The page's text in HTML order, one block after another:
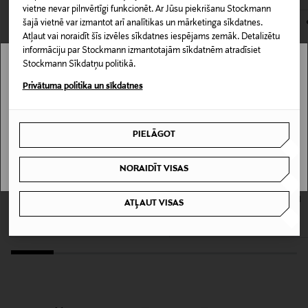
vietne nevar pilnvērtīgi funkcionēt. Ar Jūsu piekrišanu Stockmann
šajā vietnē var izmantot arī analītikas un mārketinga sīkdatnes.
Atļaut vai noraidīt šīs izvēles sīkdatnes iespējams zemāk. Detalizētu
informāciju par Stockmann izmantotajām sīkdatnēm atradīsiet
Stockmann Sīkdatņu politikā.
Privātuma politika un sīkdatnes
PIELĀGOT
NORAIDĪT VISAS
ATĻAUT VISAS
60 ml
Ādas tips
Pret novecošanos
Ja viela nokļūst acīs, nekavējoties skalot ar lielu
daudzumu ūdens.
Krāsa
kas tiek atdoti atpakaļ, ir jābūt to sākotnējā neatvērtajā
iepakojumā.
PREČU ATGRIEŠANAS POLITIKA
Clean & Calm Rich Barrier Cream sejas
The Rich Cream sejas krēms, 30ml
Original Price
175,00 €
Stockmann nav pieejams tavā valstī.
I UNDERSTAND